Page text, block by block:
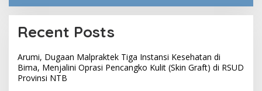
Recent Posts
Arumi, Dugaan Malpraktek Tiga Instansi Kesehatan di
Bima, Menjalini Oprasi Pencangko Kulit (Skin Graft) di RSUD
Provinsi NTB